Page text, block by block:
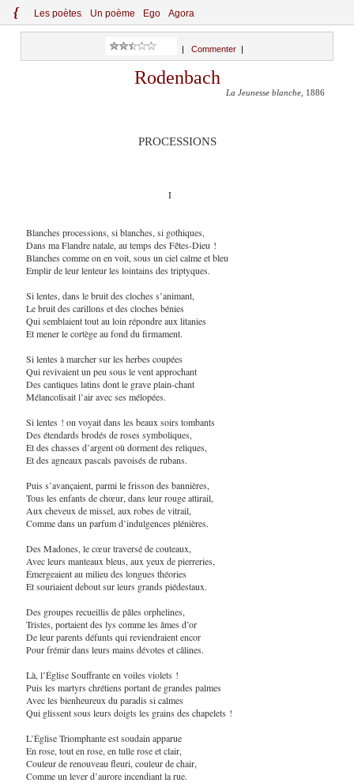
{ Les poètes Un poème Ego Agora
Commenter
Rodenbach
La Jeunesse blanche , 1886
PROCESSIONS
I
Blanches processions, si blanches, si gothiques,
Dans ma Flandre natale, au temps des Fêtes-Dieu !
Blanches comme on en voit, sous un ciel calme et bleu
Emplir de leur lenteur les lointains des triptyques.
Si lentes, dans le bruit des cloches s’animant,
Le bruit des carillons et des cloches bénies
Qui semblaient tout au loin répondre aux litanies
Et mener le cortège au fond du firmament.
Si lentes à marcher sur les herbes coupées
Qui revivaient un peu sous le vent approchant
Des cantiques latins dont le grave plain-chant
Mélancolisait l’air avec ses mélopées.
Si lentes ! on voyait dans les beaux soirs tombants
Des étendards brodés de roses symboliques,
Et des chasses d’argent où dorment des reliques,
Et des agneaux pascals pavoisés de rubans.
Puis s’avançaient, parmi le frisson des bannières,
Tous les enfants de chœur, dans leur rouge attirail,
Aux cheveux de missel, aux robes de vitrail,
Comme dans un parfum d’indulgences plénières.
Des Madones, le cœur traversé de couteaux,
Avec leurs manteaux bleus, aux yeux de pierreries,
Émergeaient au milieu des longues théories
Et souriaient debout sur leurs grands piédestaux.
Des groupes recueillis de pâles orphelines,
Tristes, portaient des lys comme les âmes d’or
De leur parents défunts qui reviendraient encor
Pour frémir dans leurs mains dévotes et câlines.
Là, l’Église Souffrante en voiles violets !
Puis les martyrs chrétiens portant de grandes palmes
Avec les bienheureux du paradis si calmes
Qui glissent sous leurs doigts les grains des chapelets !
L’Église Triomphante est soudain apparue
En rose, tout en rose, en tulle rose et clair,
Couleur de renouveau fleuri, couleur de chair,
Comme un lever d’aurore incendiant la rue.